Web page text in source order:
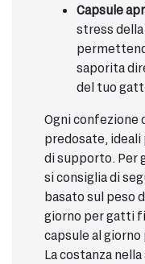
Capsule
stress
saporita
del tuo
Ogni confezione
predosate, ideali
di supporto. Per
si consiglia di
basato sul peso
giorno per gatti
capsule al
La costanza